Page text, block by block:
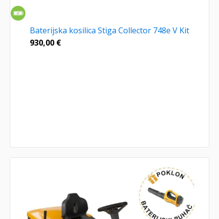
Baterijska kosilica Stiga Collector 748e V Kit
930,00 €